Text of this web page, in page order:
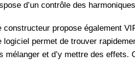
d’un contrôle des
constructeur propose également
logiciel permet de trouver
mélanger et d’y mettre des